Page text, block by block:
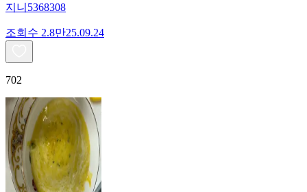
지니5368308
조회수 2.8만25.09.24
702